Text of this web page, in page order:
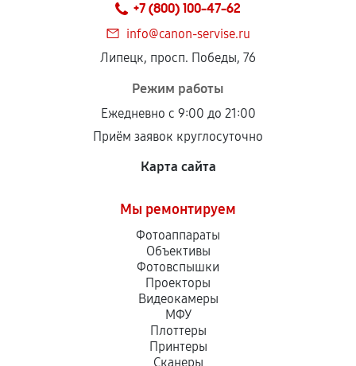
+7 (800) 100-47-62
info@canon-servise.ru
Липецк, просп. Победы, 76
Режим работы
Ежедневно с 9:00 до 21:00
Приём заявок круглосуточно
Карта сайта
Мы ремонтируем
Фотоаппараты
Объективы
Фотовспышки
Проекторы
Видеокамеры
МФУ
Плоттеры
Принтеры
Сканеры